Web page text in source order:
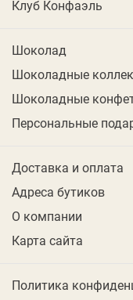
Клуб Конфаэль
Шоколад
Шоколадные
Шоколадные
Персональные
Доставка и оплата
Адреса бутиков
О компании
Карта сайта
Политика